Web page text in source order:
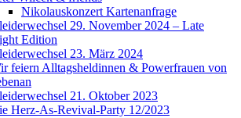
Nikolauskonzert Kartenanfrage
29. November 2024 – Late
Edition
23. März 2024
feiern Alltagsheldinnen & Powerfrauen von
21. Oktober 2023
Herz-As-Revival-Party 12/2023